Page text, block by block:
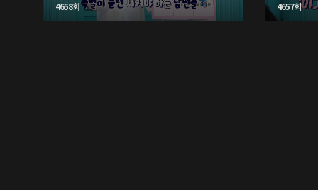
4658회 4657회